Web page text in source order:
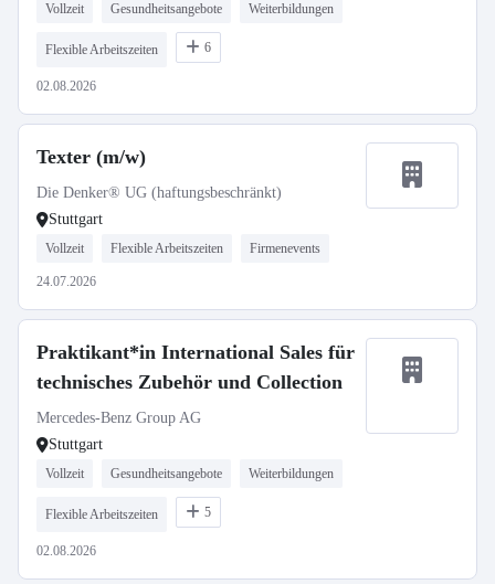
Vollzeit Gesundheitsangebote Weiterbildungen
Flexible Arbeitszeiten 6
02.08.2026
Texter (m/w)
Die Denker® UG (haftungsbeschränkt)
Stuttgart
Vollzeit Flexible Arbeitszeiten Firmenevents
24.07.2026
Praktikant*in International Sales für
technisches Zubehör und Collection
Mercedes-Benz Group AG
Stuttgart
Vollzeit Gesundheitsangebote Weiterbildungen
Flexible Arbeitszeiten 5
02.08.2026